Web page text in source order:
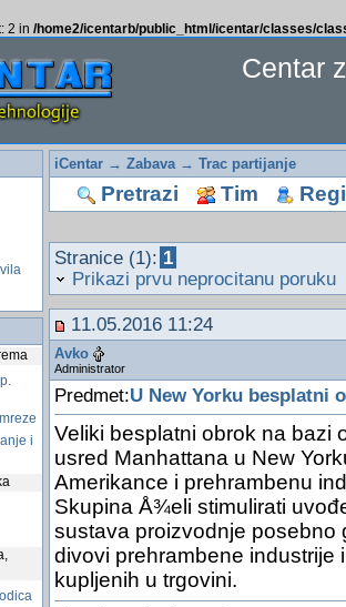
2 in /home2/icentarb/public_html/icentar/classes/
Centar
i
iCentar→ Zabava→ Trac partijanje
Pretrazi Tim
Stranice (1): 1
Prikazi prvu neprocitanu poruku
11.05.2016 11:24
Avko
Administrator
Predmet:U New Yorku besplatni
Veliki besplatni obrok na bazi
usred Manhattana u New
Amerikance i prehrambenu
Skupina Å¾eli stimulirati
sustava proizvodnje posebno
divovi prehrambene industrije
kupljenih u trgovini.